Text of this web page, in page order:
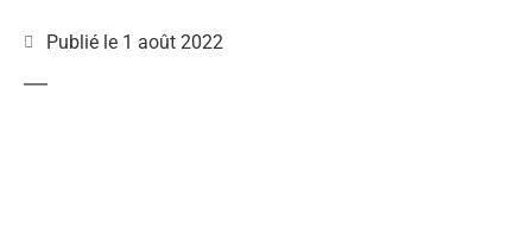
Publié le 1 août 2022